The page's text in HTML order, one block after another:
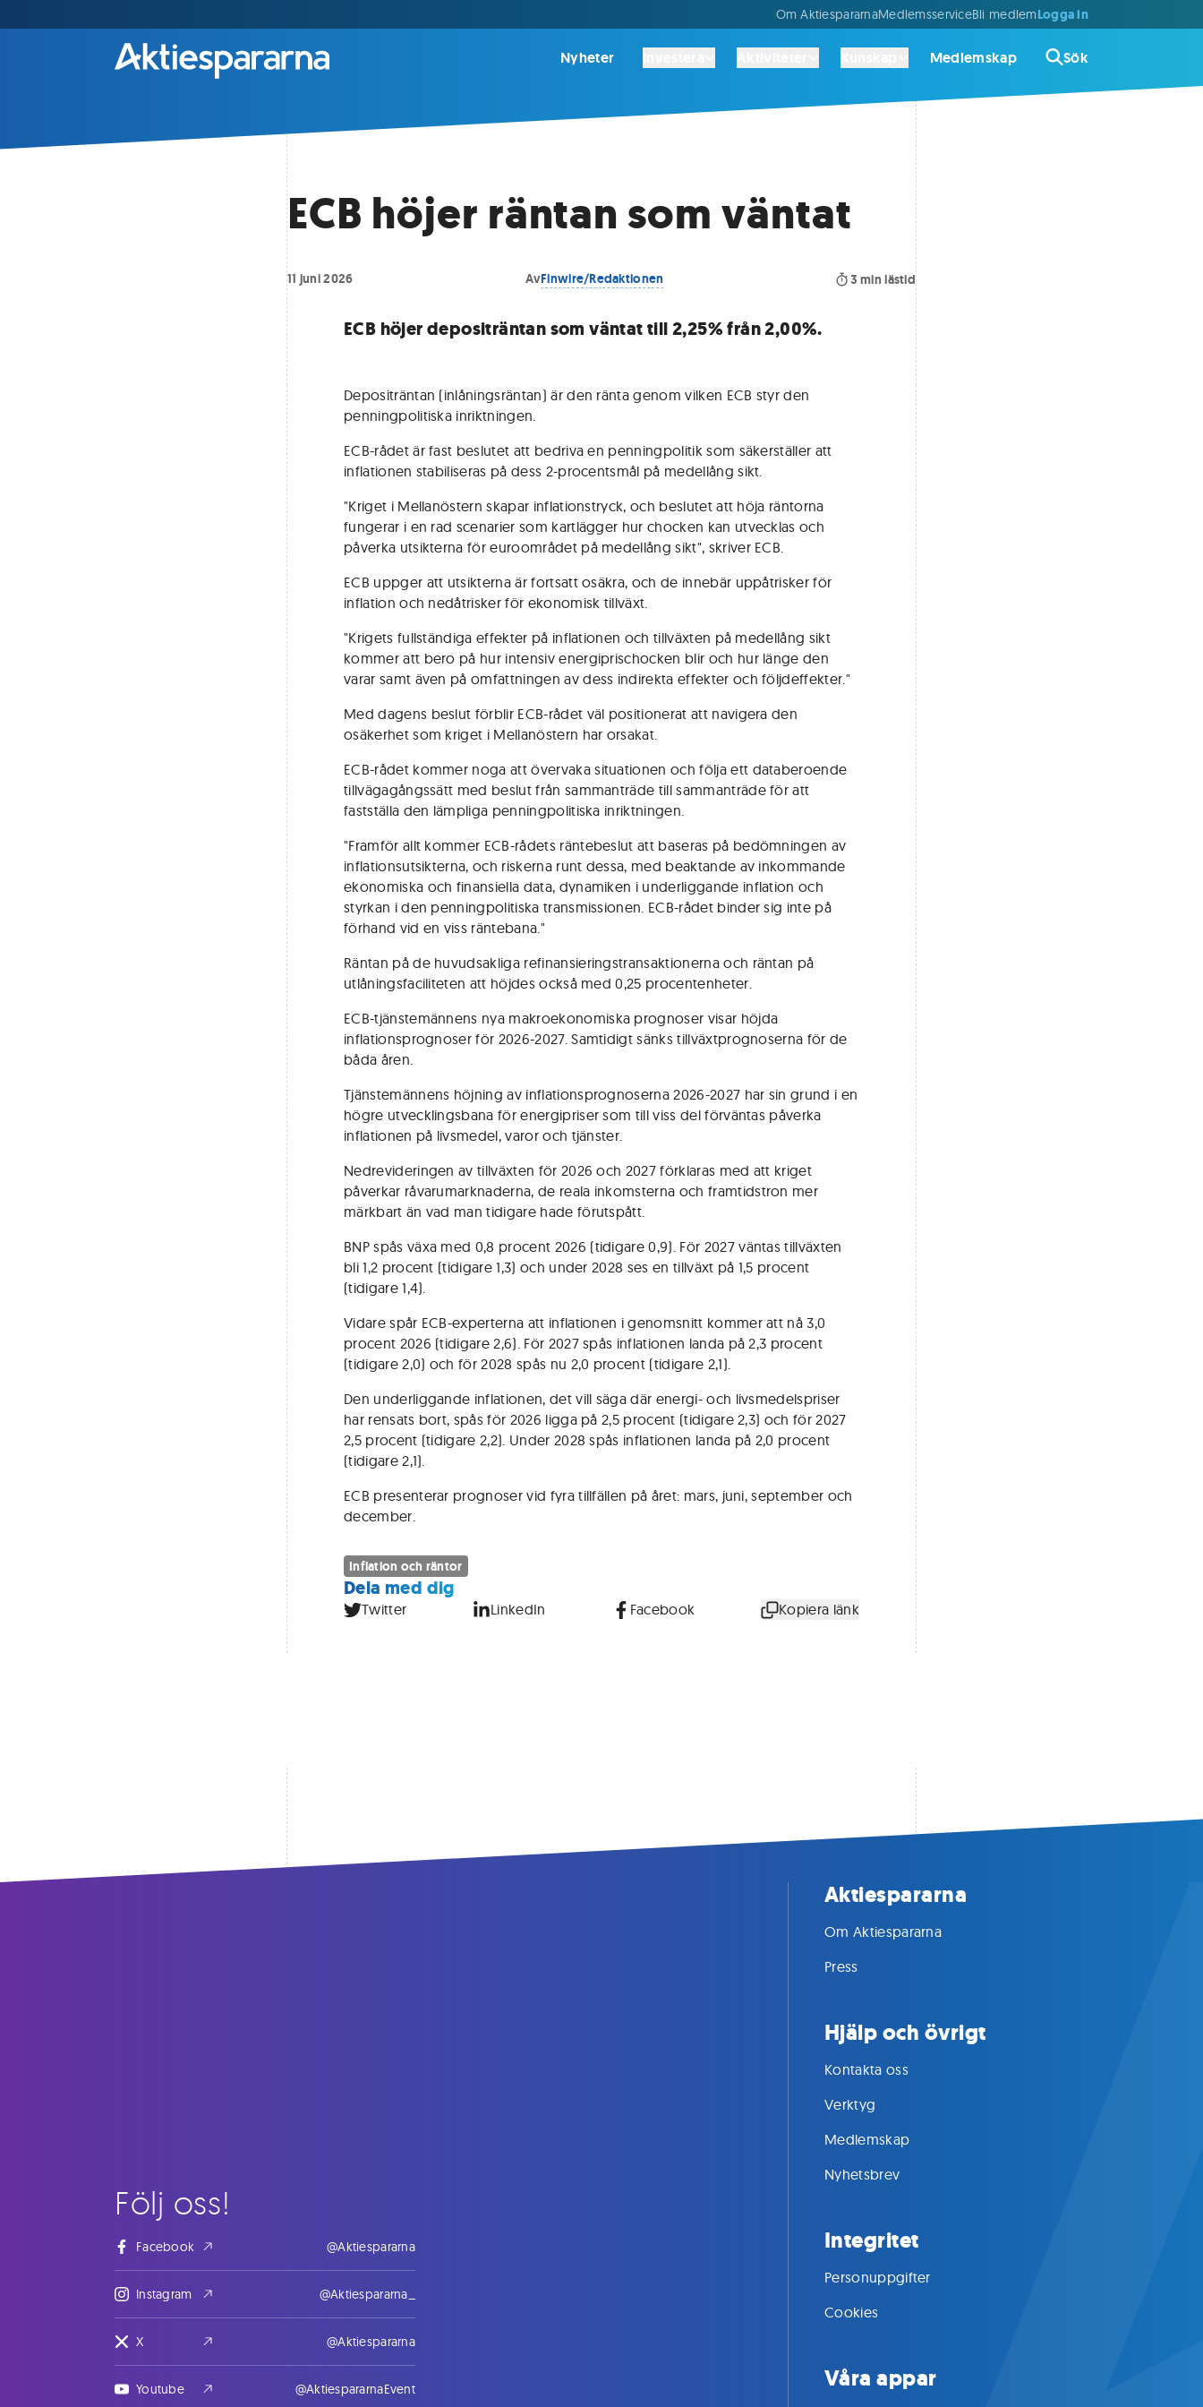
Om AktiespararnaMedlemsserviceBli medlemLogga in
Nyheter Medlemskap Sök
ECB höjer räntan som väntat
11 juni 2026 AvFinwire/Redaktionen 3 min lästid
ECB höjer depositräntan som väntat till 2,25% från 2,00%.
Depositräntan (inlåningsräntan) är den ränta genom vilken ECB styr den
penningpolitiska inriktningen.
ECB-rådet är fast beslutet att bedriva en penningpolitik som säkerställer att
inflationen stabiliseras på dess 2-procentsmål på medellång sikt.
"Kriget i Mellanöstern skapar inflationstryck, och beslutet att höja räntorna
fungerar i en rad scenarier som kartlägger hur chocken kan utvecklas och
påverka utsikterna för euroområdet på medellång sikt", skriver ECB.
ECB uppger att utsikterna är fortsatt osäkra, och de innebär uppåtrisker för
inflation och nedåtrisker för ekonomisk tillväxt.
"Krigets fullständiga effekter på inflationen och tillväxten på medellång sikt
kommer att bero på hur intensiv energiprischocken blir och hur länge den
varar samt även på omfattningen av dess indirekta effekter och följdeffekter."
Med dagens beslut förblir ECB-rådet väl positionerat att navigera den
osäkerhet som kriget i Mellanöstern har orsakat.
ECB-rådet kommer noga att övervaka situationen och följa ett databeroende
tillvägagångssätt med beslut från sammanträde till sammanträde för att
fastställa den lämpliga penningpolitiska inriktningen.
"Framför allt kommer ECB-rådets räntebeslut att baseras på bedömningen av
inflationsutsikterna, och riskerna runt dessa, med beaktande av inkommande
ekonomiska och finansiella data, dynamiken i underliggande inflation och
styrkan i den penningpolitiska transmissionen. ECB-rådet binder sig inte på
förhand vid en viss räntebana."
Räntan på de huvudsakliga refinansieringstransaktionerna och räntan på
utlåningsfaciliteten att höjdes också med 0,25 procentenheter.
ECB-tjänstemännens nya makroekonomiska prognoser visar höjda
inflationsprognoser för 2026-2027. Samtidigt sänks tillväxtprognoserna för de
båda åren.
Tjänstemännens höjning av inflationsprognoserna 2026-2027 har sin grund i en
högre utvecklingsbana för energipriser som till viss del förväntas påverka
inflationen på livsmedel, varor och tjänster.
Nedrevideringen av tillväxten för 2026 och 2027 förklaras med att kriget
påverkar råvarumarknaderna, de reala inkomsterna och framtidstron mer
märkbart än vad man tidigare hade förutspått.
BNP spås växa med 0,8 procent 2026 (tidigare 0,9). För 2027 väntas tillväxten
bli 1,2 procent (tidigare 1,3) och under 2028 ses en tillväxt på 1,5 procent
(tidigare 1,4).
Vidare spår ECB-experterna att inflationen i genomsnitt kommer att nå 3,0
procent 2026 (tidigare 2,6). För 2027 spås inflationen landa på 2,3 procent
(tidigare 2,0) och för 2028 spås nu 2,0 procent (tidigare 2,1).
Den underliggande inflationen, det vill säga där energi- och livsmedelspriser
har rensats bort, spås för 2026 ligga på 2,5 procent (tidigare 2,3) och för 2027
2,5 procent (tidigare 2,2). Under 2028 spås inflationen landa på 2,0 procent
(tidigare 2,1).
ECB presenterar prognoser vid fyra tillfällen på året: mars, juni, september och
december.
Inflation och räntor
Dela med dig
Twitter LinkedIn Facebook Kopiera länk
Följ oss!
Facebook @Aktiespararna
Instagram @Aktiespararna_
X @Aktiespararna
Youtube @AktiespararnaEvent
Aktiespararna
Om Aktiespararna
Press
Hjälp och övrigt
Kontakta oss
Verktyg
Medlemskap
Nyhetsbrev
Integritet
Personuppgifter
Cookies
Våra appar